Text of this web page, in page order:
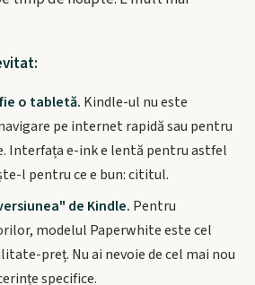
o tabletă. Kindle-ul nu este
pe internet rapidă sau pentru
Interfața e-ink e lentă pentru astfel
l pentru ce e bun: cititul.
de Kindle. Pentru
modelul Paperwhite este cel
preț. Nu ai nevoie de cel mai nou
specifice.